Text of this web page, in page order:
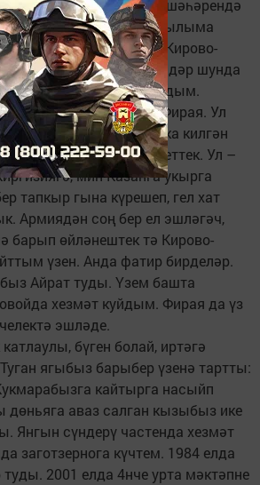
Украинаның Кременчуг шәһәрендә
елның көзендә туган авылыма
Киров өлкәсенең Кирово-
киттем. 1973 елга кадәр шунда
анда башлы-күзле булдым.
Балыклы кызы Фирая. Ул
мәктәбенә 8 сыйныфка килгән
белән дуслашып беттек. Ул –
мин Казанга укырга
тапкыр гына күрешеп, гел хат
Армиядән соң бер ел эшләгәч,
барып өйләнештек тә Кирово-
үзен. Анда фатир бирделәр.
Айрат туды. Үзем башта
хезмәт куйдым. Фирая да үз
эшләде.
бүген болай, иртәгә
ягыбыз барыбер үзенә тартты:
кайтырга насыйп
дөньяга аваз салган кызыбыз ике
Янгын сүндерү частенда хезмәт
заготзернога күчтем. 1984 елда
2001 елда 4нче урта мәктәпне